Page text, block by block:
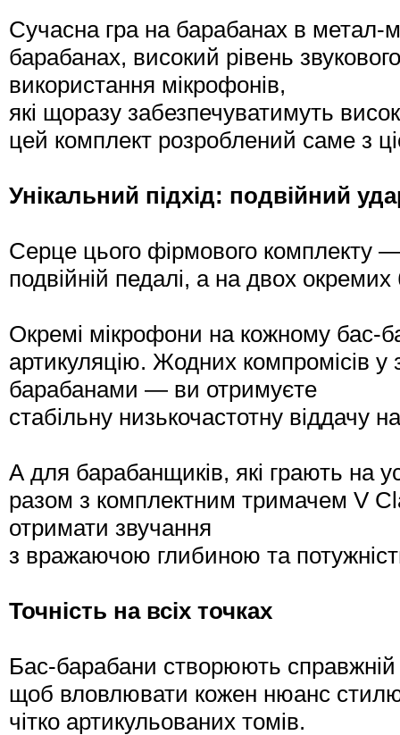
Сучасна гра на барабанах в метал-
барабанах, високий рівень
використання мікрофонів,
які щоразу забезпечуватимуть
цей комплект розроблений саме з
Унікальний підхід: подвійний
Серце цього фірмового комплекту
подвійній педалі, а на двох
Окремі мікрофони на кожному бас-
артикуляцію. Жодних компромісів у
барабанами — ви отримуєте
стабільну низькочастотну віддачу
А для барабанщиків, які грають на
разом з комплектним тримачем V
отримати звучання
з вражаючою глибиною та
Точність на всіх точках
Бас-барабани створюють справжній
щоб вловлювати кожен нюанс
чітко артикульованих томів.